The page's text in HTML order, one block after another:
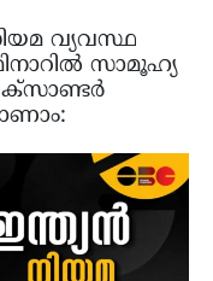
വ്യവസ്ഥ
സാമൂഹ്യ